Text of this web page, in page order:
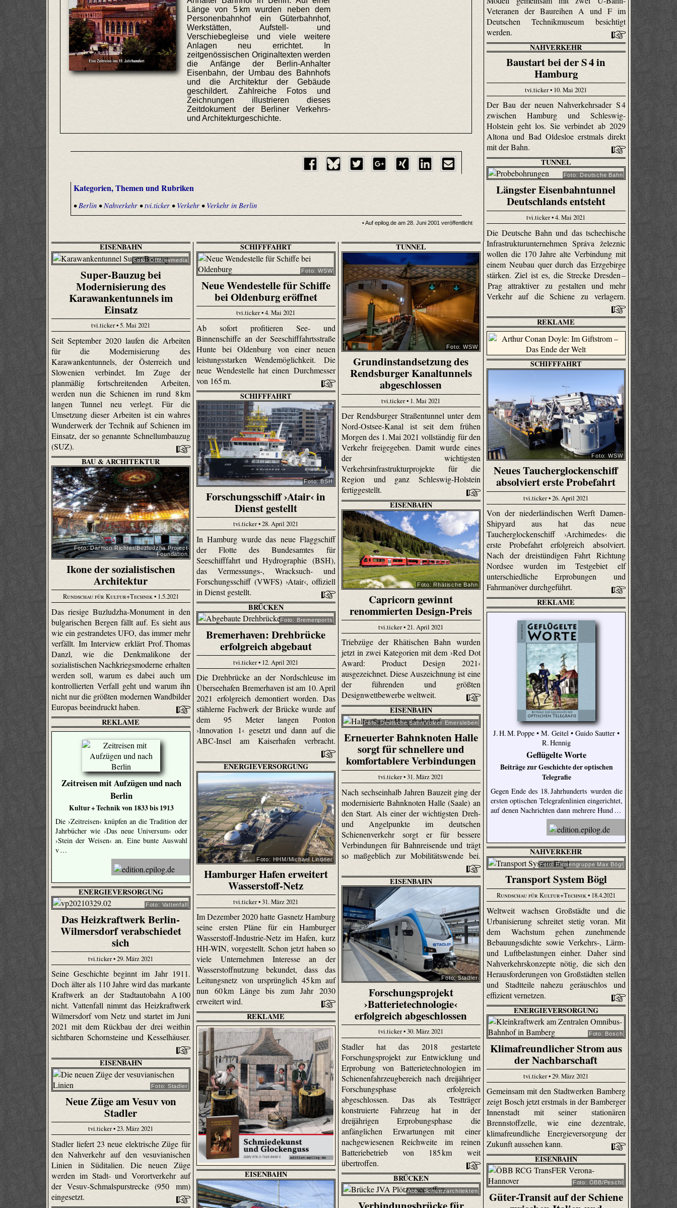
Länge von 5 km wurden neben dem
Personenbahnhof ein Güterbahnhof,
Werkstätten, Aufstell- und
Verschiebegleise und viele weitere
Anlagen neu errichtet. In
zeitgenössischen Originaltexten werden
die Anfänge der Berlin-Anhalter
Eisenbahn, der Umbau des Bahnhofs
und die Architektur der Gebäude
geschildert. Zahlreiche Fotos und
Zeichnungen illustrieren dieses
Zeitdokument der Berliner Verkehrs-
und Architekturgeschichte.
Kategorien, Themen und Rubriken
•Berlin •Nahverkehr •tvi.ticker • Verkehr • Verkehr in Berlin
• Auf epilog.de am 28. Juni 2001 veröffentlicht
Veteranen der Baureihen A und F im
Deutschen Technikmuseum besichtigt
werden.
NAHVERKEHR
Baustart bei der S 4 in
Hamburg
tvi.ticker • 10. Mai 2021
Der Bau der neuen Nahverkehrsader S 4
zwischen Hamburg und Schleswig-
Holstein geht los. Sie verbindet ab 2029
Altona und Bad Oldesloe erstmals direkt
mit der Bahn.
TUNNEL
Foto: Deutsche Bahn
Längster Eisenbahntunnel
Deutschlands entsteht
tvi.ticker • 4. Mai 2021
Die Deutsche Bahn und das tschechische
Infrastrukturunternehmen Správa železnic
wollen die 170 Jahre alte Verbindung mit
einem Neubau quer durch das Erzgebirge
stärken. Ziel ist es, die Strecke Dresden –
Prag attraktiver zu gestalten und mehr
Verkehr auf die Schiene zu verlagern.
EISENBAHN
Foto: ÖBB/evmedia
Super-Bauzug bei
Modernisierung des
Karawankentunnels im
Einsatz
tvi.ticker • 5. Mai 2021
Seit September 2020 laufen die Arbeiten
für die Modernisierung des
Karawankentunnels, der Österreich und
Slowenien verbindet. Im Zuge der
planmäßig fortschreitenden Arbeiten,
werden nun die Schienen im rund 8 km
langen Tunnel neu verlegt. Für die
Umsetzung dieser Arbeiten ist ein wahres
Wunderwerk der Technik auf Schienen im
Einsatz, der so genannte Schnellumbauzug
(SUZ).
SCHIFFFAHRT
Foto: WSW
Neue Wendestelle für Schiffe
bei Oldenburg eröffnet
tvi.ticker • 4. Mai 2021
Ab sofort profitieren See- und
Binnenschiffe an der Seeschifffahrtsstraße
Hunte bei Oldenburg von einer neuen
leistungsstarken Wendemöglichkeit. Die
neue Wendestelle hat einen Durchmesser
von 165 m.
TUNNEL
Foto: WSW
Grundinstandsetzung des
Rendsburger Kanaltunnels
abgeschlossen
tvi.ticker • 1. Mai 2021
Der Rendsburger Straßentunnel unter dem
Nord-Ostsee-Kanal ist seit dem frühen
Morgen des 1. Mai 2021 vollständig für den
Verkehr freigegeben. Damit wurde eines
der wichtigsten
Verkehrsinfrastrukturprojekte für die
Region und ganz Schleswig-Holstein
fertiggestellt.
REKLAME
SCHIFFFAHRT
Foto: WSW
Neues Taucherglockenschiff
absolviert erste Probefahrt
tvi.ticker • 26. April 2021
Von der niederländischen Werft Damen-
Shipyard aus hat das neue
Taucherglockenschiff ›Archimedes‹ die
erste Probefahrt erfolgreich absolviert.
Nach der dreistündigen Fahrt Richtung
Nordsee wurden im Testgebiet elf
unterschiedliche Erprobungen und
Fahrmanöver durchgeführt.
SCHIFFFAHRT
Foto: BSH
Forschungsschiff ›Atair‹ in
Dienst gestellt
tvi.ticker • 28. April 2021
In Hamburg wurde das neue Flaggschiff
der Flotte des Bundesamtes für
Seeschifffahrt und Hydrographie (BSH),
das Vermessungs-, Wracksuch- und
Forschungsschiff (VWFS) ›Atair‹, offiziell
in Dienst gestellt.
BAU & ARCHITEKTUR
Foto: Darmon Richter/Buzludzha Project
Foundation
Ikone der sozialistischen
Architektur
Rundschau für Kultur+Technik• 1.5.2021
Das riesige Buzludzha-Monument in den
bulgarischen Bergen fällt auf. Es sieht aus
wie ein gestrandetes UFO, das immer mehr
verfällt. Im Interview erklärt Prof. Thomas
Danzl, wie die Denkmalikone der
sozialistischen Nachkriegsmoderne erhalten
werden soll, warum es dabei auch um
kontrollierten Verfall geht und warum ihn
nicht nur die größten modernen Wandbilder
Europas beeindruckt haben.
EISENBAHN
Foto: Rhätische Bahn
Capricorn gewinnt
renommierten Design-Preis
tvi.ticker • 21. April 2021
Triebzüge der Rhätischen Bahn wurden
jetzt in zwei Kategorien mit dem ›Red Dot
Award: Product Design 2021‹
ausgezeichnet. Diese Auszeichnung ist eine
der führenden und größten
Designwettbewerbe weltweit.
REKLAME
J. H. M. Poppe • M. Geitel • Guido Sautter •
R. Hennig
Geflügelte Worte
Beiträge zur Geschichte der optischen
Telegrafie
Gegen Ende des 18. Jahrhunderts wurden die
ersten optischen Telegrafenlinien eingerichtet,
auf denen Nachrichten dann mehrere Hund …
NAHVERKEHR
Foto: Firmengruppe Max Bögl
Transport System Bögl
Rundschau für Kultur+Technik• 18.4.2021
Weltweit wachsen Großstädte und die
Urbanisierung schreitet stetig voran. Mit
dem Wachstum gehen zunehmende
Bebauungsdichte sowie Verkehrs-, Lärm-
und Luftbelastungen einher. Daher sind
Nahverkehrskonzepte nötig, die sich den
Herausforderungen von Großstädten stellen
und Stadtteile nahezu geräuschlos und
effizient vernetzen.
BRÜCKEN
Foto: Bremenports
Bremerhaven: Drehbrücke
erfolgreich abgebaut
tvi.ticker • 12. April 2021
Die Drehbrücke an der Nordschleuse im
Überseehafen Bremerhaven ist am 10. April
2021 erfolgreich demontiert worden. Das
stählerne Fachwerk der Brücke wurde auf
dem 95 Meter langen Ponton
›Innovation 1‹ gesetzt und dann auf die
ABC-Insel am Kaiserhafen verbracht.
EISENBAHN
Foto: Deutsche Bahn/Volker Emersleben
Erneuerter Bahnknoten Halle
sorgt für schnellere und
komfortablere Verbindungen
tvi.ticker • 31. März 2021
Nach sechseinhalb Jahren Bauzeit ging der
modernisierte Bahnknoten Halle (Saale) an
den Start. Als einer der wichtigsten Dreh-
und Angelpunkte im deutschen
Schienenverkehr sorgt er für bessere
Verbindungen für Bahnreisende und trägt
so maßgeblich zur Mobilitätswende bei.
REKLAME
Zeitreisen mit Aufzügen und nach
Berlin
Kultur + Technik von 1833 bis 1913
Die ›Zeitreisen‹ knüpfen an die Tradition der
Jahrbücher wie ›Das neue Universum‹ oder
›Stein der Weisen‹ an. Eine bunte Auswahl
v …
ENERGIEVERSORGUNG
Foto: Vattenfall
Das Heizkraftwerk Berlin-
Wilmersdorf verabschiedet
sich
tvi.ticker • 29. März 2021
Seine Geschichte beginnt im Jahr 1911.
Doch älter als 110 Jahre wird das markante
Kraftwerk an der Stadtautobahn A 100
nicht. Vattenfall nimmt das Heizkraftwerk
Wilmersdorf vom Netz und startet im Juni
2021 mit dem Rückbau der drei weithin
sichtbaren Schornsteine und Kesselhäuser.
ENERGIEVERSORGUNG
Foto: HHM/Michael Lindner
Hamburger Hafen erweitert
Wasserstoff-Netz
tvi.ticker • 31. März 2021
Im Dezember 2020 hatte Gasnetz Hamburg
seine ersten Pläne für ein Hamburger
Wasserstoff-Industrie-Netz im Hafen, kurz
HH-WIN, vorgestellt. Schon jetzt haben so
viele Unternehmen Interesse an der
Wasserstoffnutzung bekundet, dass das
Leitungsnetz von ursprünglich 45 km auf
nun 60 km Länge bis zum Jahr 2030
erweitert wird.
EISENBAHN
Foto: Stadler
Forschungsprojekt
›Batterietechnologie‹
erfolgreich abgeschlossen
tvi.ticker • 30. März 2021
Stadler hat das 2018 gestartete
Forschungsprojekt zur Entwicklung und
Erprobung von Batterietechnologien im
Schienenfahrzeugbereich nach dreijähriger
Forschungsphase erfolgreich
abgeschlossen. Das als Testträger
konstruierte Fahrzeug hat in der
dreijährigen Erprobungsphase die
anfänglichen Erwartungen mit einer
nachgewiesenen Reichweite im reinen
Batteriebetrieb von 185 km weit
übertroffen.
ENERGIEVERSORGUNG
Foto: Bosch
Klimafreundlicher Strom aus
der Nachbarschaft
tvi.ticker • 29. März 2021
Gemeinsam mit den Stadtwerken Bamberg
zeigt Bosch jetzt erstmals in der Bamberger
Innenstadt mit seiner stationären
Brennstoffzelle, wie eine dezentrale,
klimafreundliche Energieversorgung der
Zukunft aussehen kann.
REKLAME
EISENBAHN
EISENBAHN
Foto: Stadler
Neue Züge am Vesuv von
Stadler
tvi.ticker • 23. März 2021
Stadler liefert 23 neue elektrische Züge für
den Nahverkehr auf den vesuvianischen
Linien in Süditalien. Die neuen Züge
werden im Stadt- und Vorortverkehr auf
der Vesuv-Schmalspurstrecke (950 mm)
eingesetzt.
EISENBAHN
Foto: ÖBB/Peschl
Güter-Transit auf der Schiene
BRÜCKEN
Abb.: Schulitzarchitekten